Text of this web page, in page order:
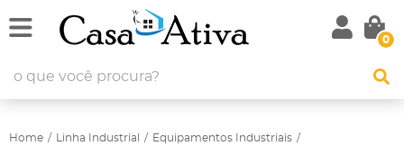
0
Home Linha Industrial Equipamentos Industriais